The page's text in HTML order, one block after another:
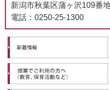
新潟市秋葉区蒲ヶ沢109番
電話：0250-25-1300